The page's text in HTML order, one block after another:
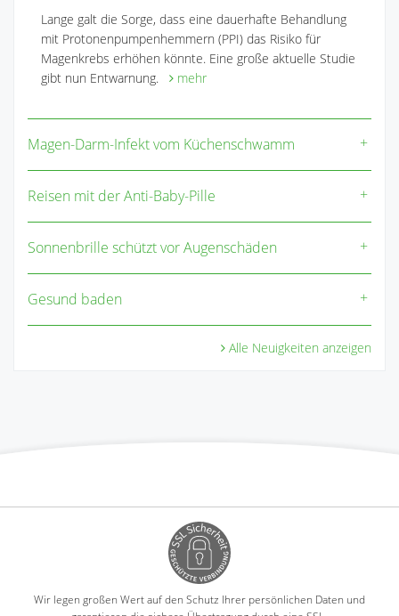
Lange galt die Sorge, dass eine dauerhafte Behandlung
mit Protonenpumpenhemmern (PPI) das Risiko für
Magenkrebs erhöhen könnte. Eine große aktuelle Studie
gibt nun Entwarnung.
mehr
Magen-Darm-Infekt vom Küchenschwamm
Reisen mit der Anti-Baby-Pille
Sonnenbrille schützt vor Augenschäden
Gesund baden
Alle Neuigkeiten anzeigen
Wir legen großen Wert auf den Schutz Ihrer persönlichen Daten und